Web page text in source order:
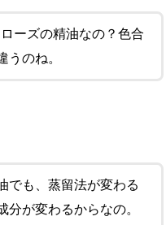
ーズの精油なの？色合
うのね。
でも、蒸留法が変わる
分が変わるからなの。